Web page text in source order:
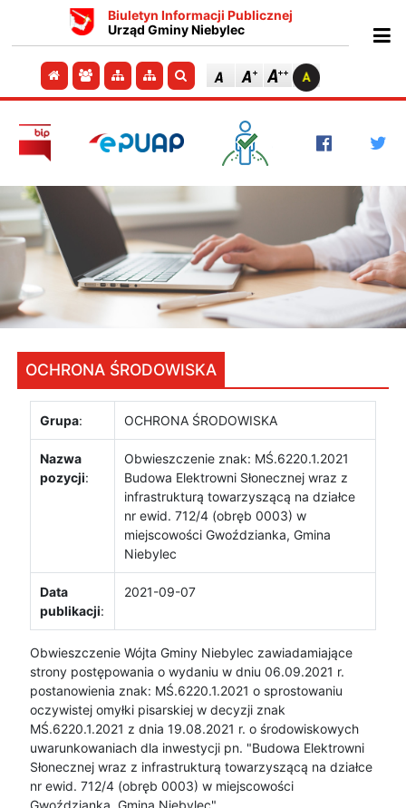
Biuletyn Informacji Publicznej
Urząd Gminy Niebylec
Przejdź do strony głównej
Przejdź do redakcji
Przejdź do mapy strony
Przejdź do mapy strony
Szukaj
OCHRONA ŚRODOWISKA
Grupa: OCHRONA ŚRODOWISKA
Nazwa
pozycji:
Obwieszczenie znak: MŚ.6220.1.2021
Budowa Elektrowni Słonecznej wraz z
infrastrukturą towarzyszącą na działce
nr ewid. 712/4 (obręb 0003) w
miejscowości Gwoździanka, Gmina
Niebylec
Data
publikacji:
2021-09-07
Obwieszczenie Wójta Gminy Niebylec zawiadamiające
strony postępowania o wydaniu w dniu 06.09.2021 r.
postanowienia znak: MŚ.6220.1.2021 o sprostowaniu
oczywistej omyłki pisarskiej w decyzji znak
MŚ.6220.1.2021 z dnia 19.08.2021 r. o środowiskowych
uwarunkowaniach dla inwestycji pn. "Budowa Elektrowni
Słonecznej wraz z infrastrukturą towarzyszącą na działce
nr ewid. 712/4 (obręb 0003) w miejscowości
Gwoździanka, Gmina Niebylec"